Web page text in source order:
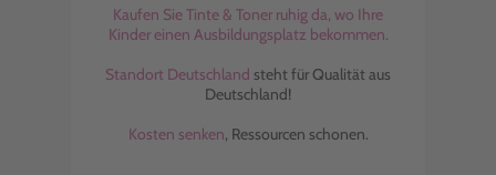
Kaufen Sie Tinte & Toner ruhig da, wo Ihre
Kinder einen Ausbildungsplatz bekommen.
Standort Deutschland steht für Qualität aus
Deutschland!
Kosten senken, Ressourcen schonen.